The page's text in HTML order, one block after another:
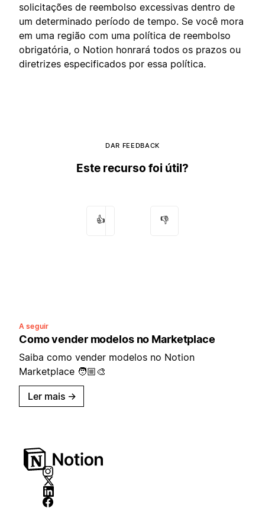
solicitações de reembolso excessivas dentro de
um determinado período de tempo. Se você mora
em uma região com uma política de reembolso
obrigatória, o Notion honrará todos os prazos ou
diretrizes especificados por essa política.
DAR FEEDBACK
Este recurso foi útil?
👍 👎
A seguir
Como vender modelos no Marketplace
Saiba como vender modelos no Notion
Marketplace 🧑🏼‍🎨
Ler mais →